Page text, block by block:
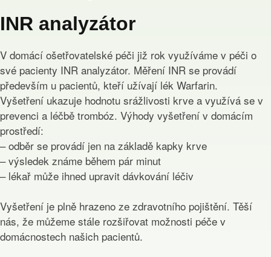
INR analyzátor
V domácí ošetřovatelské péči již rok využíváme v péči o
své pacienty INR analyzátor. Měření INR se provádí
především u pacientů, kteří užívají lék Warfarin.
Vyšetření ukazuje hodnotu srážlivosti krve a využívá se v
prevenci a léčbě trombóz. Výhody vyšetření v domácím
prostředí:
– odběr se provádí jen na základě kapky krve
– výsledek známe během pár minut
– lékař může ihned upravit dávkování léčiv
Vyšetření je plně hrazeno ze zdravotního pojištění. Těší
nás, že můžeme stále rozšiřovat možnosti péče v
domácnostech našich pacientů.